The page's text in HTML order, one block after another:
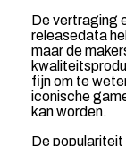
De vertraging
releasedata
maar de
fijn om te
iconische
kan worden.
De populariteit